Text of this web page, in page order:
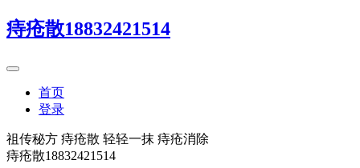
痔疮散18832421514
首页
登录
祖传秘方 痔疮散 轻轻一抹 痔疮消除
痔疮散18832421514